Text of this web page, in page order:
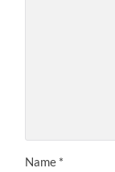
Name *